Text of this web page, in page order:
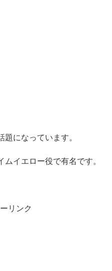
になっています。
イエロー役で有名です。
リンク